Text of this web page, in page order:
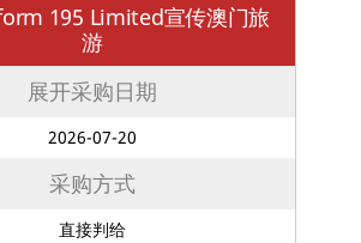
195 Limited宣传澳门旅
游
展开采购日期
2026-07-20
采购方式
直接判给